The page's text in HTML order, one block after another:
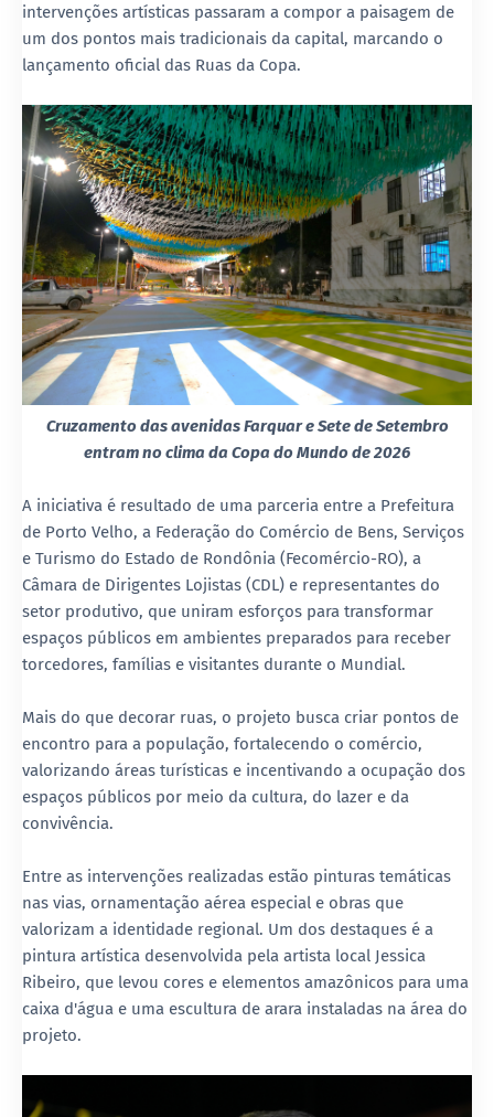
intervenções artísticas passaram a compor a paisagem de
um dos pontos mais tradicionais da capital, marcando o
lançamento oficial das Ruas da Copa.
Cruzamento das avenidas Farquar e Sete de Setembro
entram no clima da Copa do Mundo de 2026
A iniciativa é resultado de uma parceria entre a Prefeitura
de Porto Velho, a Federação do Comércio de Bens, Serviços
e Turismo do Estado de Rondônia (Fecomércio-RO), a
Câmara de Dirigentes Lojistas (CDL) e representantes do
setor produtivo, que uniram esforços para transformar
espaços públicos em ambientes preparados para receber
torcedores, famílias e visitantes durante o Mundial.
Mais do que decorar ruas, o projeto busca criar pontos de
encontro para a população, fortalecendo o comércio,
valorizando áreas turísticas e incentivando a ocupação dos
espaços públicos por meio da cultura, do lazer e da
convivência.
Entre as intervenções realizadas estão pinturas temáticas
nas vias, ornamentação aérea especial e obras que
valorizam a identidade regional. Um dos destaques é a
pintura artística desenvolvida pela artista local Jessica
Ribeiro, que levou cores e elementos amazônicos para uma
caixa d'água e uma escultura de arara instaladas na área do
projeto.